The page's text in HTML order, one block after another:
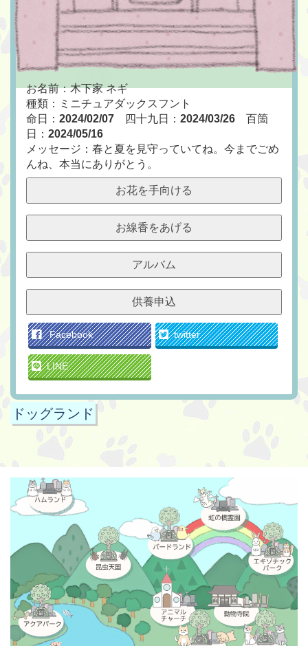
お名前：木下家 ネギ
種類：ミニチュアダックスフント
命日： 2024/02/07 四十九日： 2024/03/26 百箇
日： 2024/05/16
メッセージ：春と夏を見守っていてね。今までごめ
んね、本当にありがとう。
お花を手向ける
お線香をあげる
アルバム
供養申込
Facebook twitter
LINE
ドッグランド